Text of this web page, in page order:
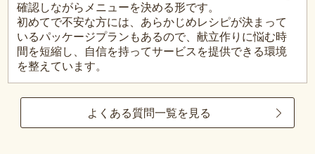
確認しながらメニューを決める形です。
初めてで不安な方には、あらかじめレシピが決まって
いるパッケージプランもあるので、献立作りに悩む時
間を短縮し、自信を持ってサービスを提供できる環境
を整えています。
よくある質問一覧を見る